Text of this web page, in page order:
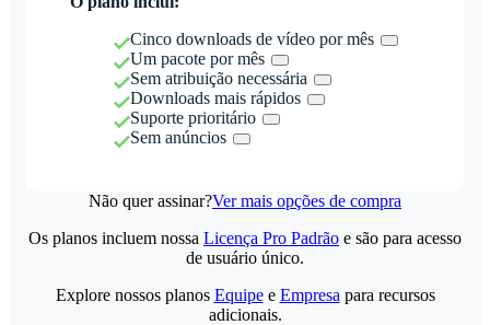
Cinco downloads de vídeo por mês
Um pacote por mês
Sem atribuição necessária
Downloads mais rápidos
Suporte prioritário
Sem anúncios
Não quer assinar?Ver mais opções de compra
Os planos incluem nossa Licença Pro Padrão e são para acesso
de usuário único.
Explore nossos planos Equipee Empresa para recursos
adicionais.